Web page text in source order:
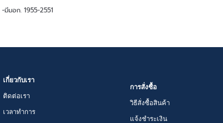
-มีมอก. 1955-2551
เกี่ยวกับเรา
ติดต่อเรา
เวลาทำการ
การสั่งซื้อ
วิธีสั่งซื้อสินค้า
แจ้งชำระเงิน